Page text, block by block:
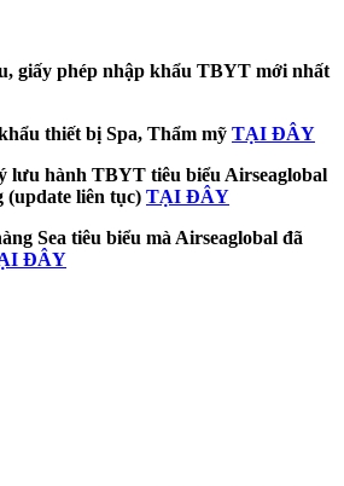
giấy phép nhập khẩu TBYT mới nhất
thiết bị Spa, Thẩm mỹ TẠI ĐÂY
lưu hành TBYT tiêu biểu Airseaglobal
(update liên tục) TẠI ĐÂY
Sea tiêu biểu mà Airseaglobal đã
ĐÂY